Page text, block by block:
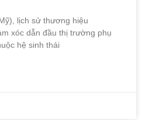
lịch sử thương hiệu
xóc dẫn đầu thị trường phụ
hệ sinh thái